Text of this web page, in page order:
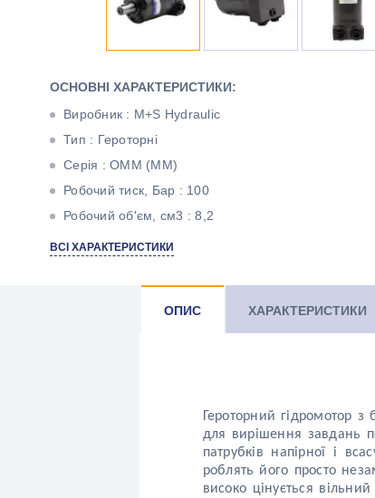
ОСНОВНІ ХАРАКТЕРИСТИКИ:
Виробник : M+S Hydraulic
Тип : Героторні
Серія : ОММ (ММ)
Робочий тиск, Бар : 100
Робочий об'єм, см3 : 8,2
Максимальний крутний момент, Н * м : 11
Тип валу : Циліндричний під шпонку
ВСІ ХАРАКТЕРИСТИКИ
ОПИС ХАРАКТЕРИСТИКИ
Героторний гідромотор
для вирішення завдань
патрубків напірної і
роблять його просто
високо цінується